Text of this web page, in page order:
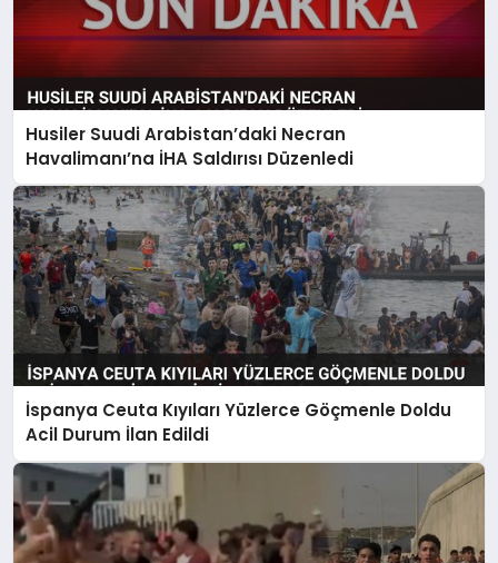
Husiler Suudi Arabistan’daki Necran
Havalimanı’na İHA Saldırısı Düzenledi
İspanya Ceuta Kıyıları Yüzlerce Göçmenle Doldu
Acil Durum İlan Edildi